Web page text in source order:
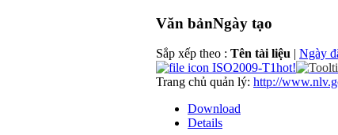
Văn bảnNgày tạo
Sắp xếp theo : Tên tài liệu | Ngày
ISO2009-T1hot!
Trang chủ quản lý: http://
Download
Details